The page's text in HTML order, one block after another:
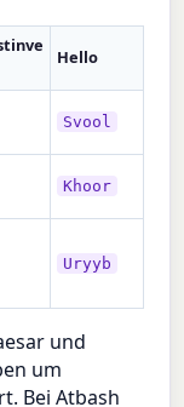
Hello
Svool
Khoor
Uryyb
und
um
Bei Atbash